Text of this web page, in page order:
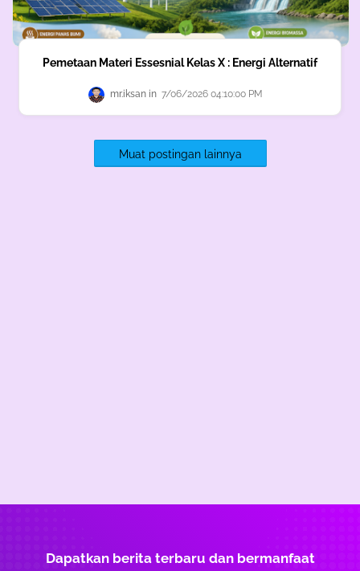
Pemetaan Materi Essesnial Kelas X : Energi Alternatif
mr.iksan 7/06/2026 04:10:00 PM
Muat postingan lainnya
Dapatkan berita terbaru dan bermanfaat